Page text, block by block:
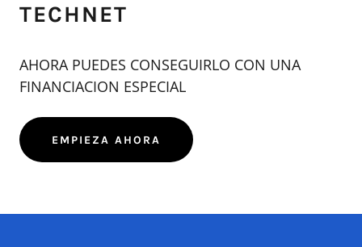
TECHNET
AHORA PUEDES CONSEGUIRLO CON UNA
FINANCIACION ESPECIAL
EMPIEZA AHORA